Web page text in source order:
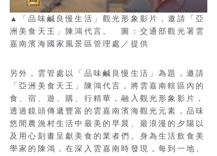
▲「品味鹹良慢生活」觀光形象影片，邀請「亞
洲美食天王」陳鴻代言。 圖：交通部觀光署雲
嘉南濱海國家風景區管理處／提供
另外，雲管處以「品味鹹良慢生活」為題，邀請
「亞洲美食天王」陳鴻代言，將雲嘉南轄區內的
食、宿、遊、購、行精華，融入觀光形象影片，
透過鏡頭傳遞豐富的雲嘉南濱海觀光元素，品味
悠閒農漁村生活中最美的早晨、最浪漫的夕陽以
及用心刻畫呈獻美食的業者們。身為生活飲食美
學家的陳鴻，在深入雲嘉南時發現，每到一地、